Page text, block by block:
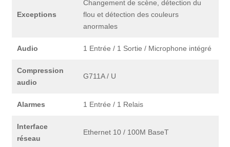
Exceptions
Changement de scène, détection du
flou et détection des couleurs
anormales
Audio 1 Entrée / 1 Sortie / Microphone intégré
Compression
audio
G711A / U
Alarmes 1 Entrée / 1 Relais
Interface
réseau
Ethernet 10 / 100M BaseT